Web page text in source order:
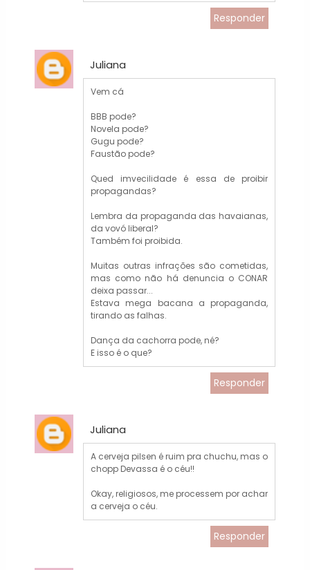
Responder
Juliana
Vem cá
BBB pode?
Novela pode?
Gugu pode?
Faustão pode?
Qued imvecilidade é essa de proibir
propagandas?
Lembra da propaganda das havaianas,
da vovó liberal?
Também foi proibida.
Muitas outras infrações são cometidas,
mas como não há denuncia o CONAR
deixa passar...
Estava mega bacana a propaganda,
tirando as falhas.
Dança da cachorra pode, né?
E isso é o que?
Responder
Juliana
A cerveja pilsen é ruim pra chuchu, mas o
chopp Devassa é o céu!!
Okay, religiosos, me processem por achar
a cerveja o céu.
Responder